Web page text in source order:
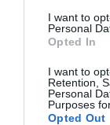
I want to
Personal
Opted In
I want to
Retention,
Personal
Purposes
Opted Out